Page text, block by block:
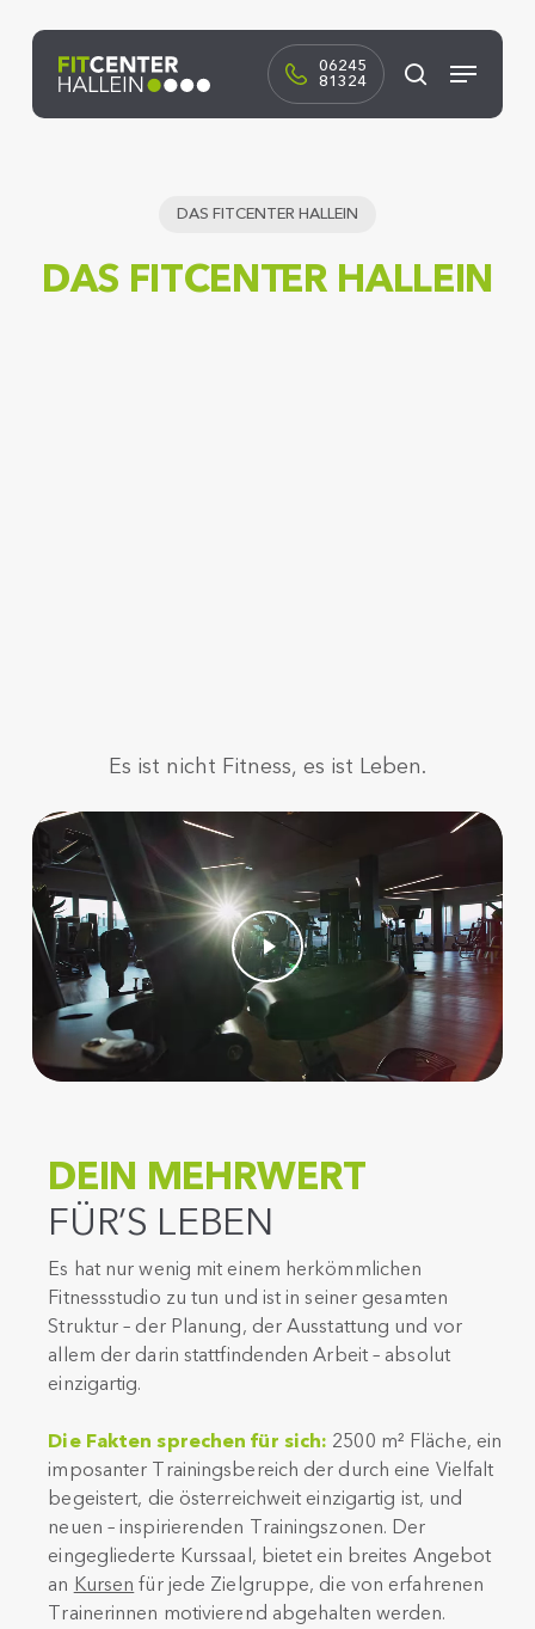
06245
81324 Suchen
Menü
DAS FITCENTER HALLEIN
DAS FITCENTER HALLEIN
Es ist nicht Fitness, es ist Leben.
Play Video
DEIN MEHRWERT
FÜR’S LEBEN
Es hat nur wenig mit einem herkömmlichen
Fitnessstudio zu tun und ist in seiner gesamten
Struktur – der Planung, der Ausstattung und vor
allem der darin stattfindenden Arbeit – absolut
einzigartig.
Die Fakten sprechen für sich: 2500 m² Fläche, ein
imposanter Trainingsbereich der durch eine Vielfalt
begeistert, die österreichweit einzigartig ist, und
neuen – inspirierenden Trainingszonen. Der
eingegliederte Kurssaal, bietet ein breites Angebot
anKursenfür jede Zielgruppe, die von erfahrenen
Trainerinnen motivierend abgehalten werden.